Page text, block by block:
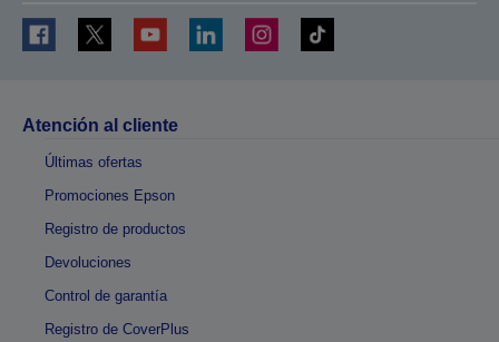
Atención al cliente
Últimas ofertas
Promociones Epson
Registro de productos
Devoluciones
Control de garantía
Registro de CoverPlus